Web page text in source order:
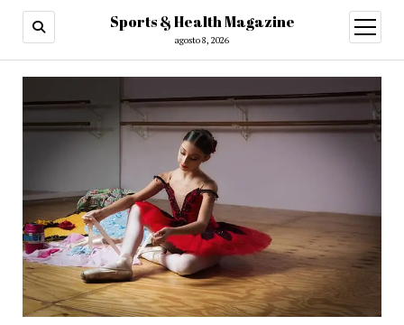
Sports & Health Magazine
agosto 8, 2026
abrir
menú